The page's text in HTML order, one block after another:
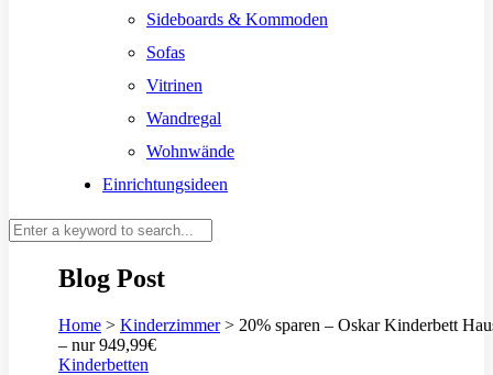
Sideboards & Kommoden
Sofas
Vitrinen
Wandregal
Wohnwände
Einrichtungsideen
Blog Post
Home > Kinderzimmer> 20% sparen – Oskar Kinderbett
– nur 949,99€
Kinderbetten